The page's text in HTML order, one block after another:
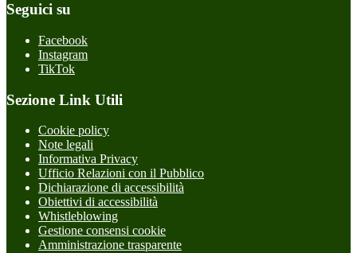
Seguici su
Facebook
Instagram
TikTok
Sezione Link Utili
Cookie policy
Note legali
Informativa Privacy
Ufficio Relazioni con il Pubblico
Dichiarazione di accessibilità
Obiettivi di accessibilità
Whistleblowing
Gestione consensi cookie
Amministrazione trasparente